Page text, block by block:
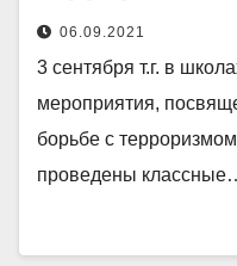
06.09.2021
3 сентября т.г. в
мероприятия,
борьбе с
проведены